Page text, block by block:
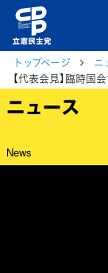
トップページ
ニ
【代表会見】臨時
ニュース
News